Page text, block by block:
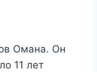
Омана. Он
11 лет